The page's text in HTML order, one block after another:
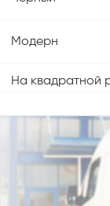
Модерн
На квадратной
Я